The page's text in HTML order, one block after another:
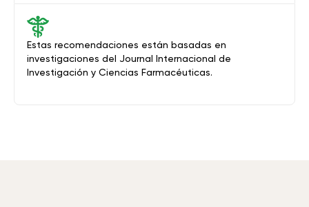
Estas recomendaciones están basadas en
investigaciones del Journal Internacional de
Investigación y Ciencias Farmacéuticas.